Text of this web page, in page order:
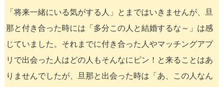
「将来一緒にいる気がする人」とまではいきませんが、旦
那と付き合った時には「多分この人と結婚するな～」は感
じていました。それまでに付き合った人やマッチングアプ
リで出会った人はどの人もそんなにピン！と来ることはあ
りませんでしたが、旦那と出会った時は「あ、この人なん